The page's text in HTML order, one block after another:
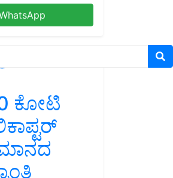
ಕೋಟಿ